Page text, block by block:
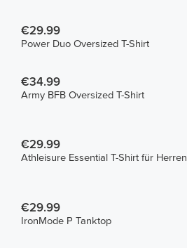
€29.99
Power Duo Oversized T-Shirt
€34.99
Army BFB Oversized T-Shirt
€29.99
Athleisure Essential T-Shirt für Herren
€29.99
IronMode P Tanktop